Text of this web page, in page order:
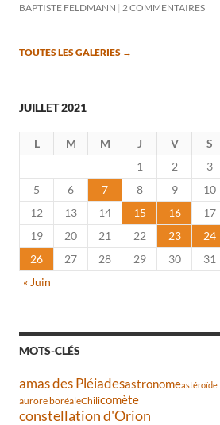
BAPTISTE FELDMANN
2 COMMENTAIRES
TOUTES LES GALERIES →
JUILLET 2021
L M M J V S
1
2 3
5
6 7 8 9 10
12
13 14 15 16 17
19
20 21 22 23 24
26
27 28 29 30
31
« Juin
MOTS-CLÉS
amas des Pléiadesastronomeastéroïde
aurore boréaleChilicomète
constellation d'Orion